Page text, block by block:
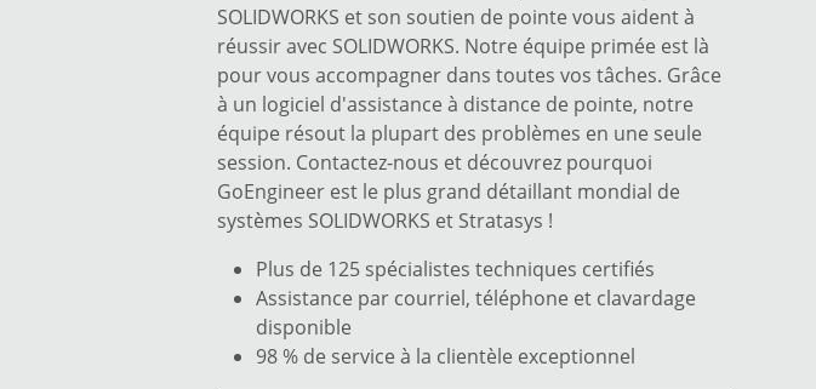
SOLIDWORKS et son soutien de pointe vous aident à
réussir avec SOLIDWORKS. Notre équipe primée est là
pour vous accompagner dans toutes vos tâches. Grâce
à un logiciel d'assistance à distance de pointe, notre
équipe résout la plupart des problèmes en une seule
session. Contactez-nous et découvrez pourquoi
GoEngineer est le plus grand détaillant mondial de
systèmes SOLIDWORKS et Stratasys !
Plus de 125 spécialistes techniques certifiés
Assistance par courriel, téléphone et clavardage
disponible
98 % de service à la clientèle exceptionnel